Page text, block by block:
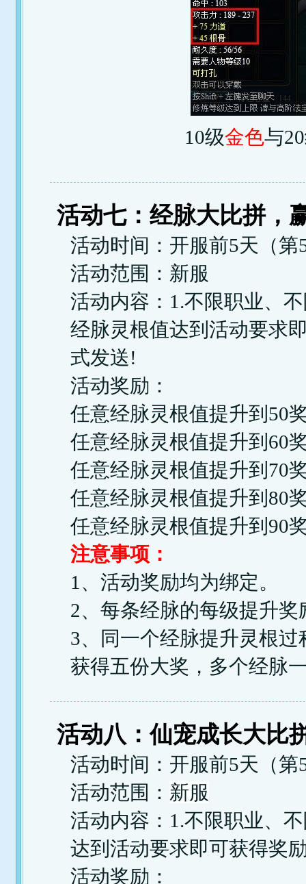
10级金色与
活动七：经脉大比拼，
活动时间：开服前5天（
活动范围：新服
活动内容：1.不限职业、
经脉灵根值达到活动要求
式发送!
活动奖励：
任意经脉灵根值提升到50
任意经脉灵根值提升到60
任意经脉灵根值提升到70
任意经脉灵根值提升到80
任意经脉灵根值提升到90
注意事项：
1、活动奖励均为绑定。
2、每条经脉的每级提升
3、同一个经脉提升灵根
获得五份大奖，多个经脉
活动八：仙宠成长大比
活动时间：开服前5天（第
活动范围： 新服
活动内容：1.不限职业、
达到活动要求即可获得奖
活动奖励：